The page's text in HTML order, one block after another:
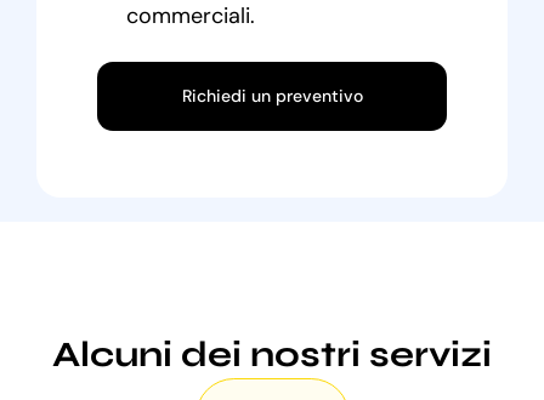
commerciali.
Richiedi un preventivo
Alcuni dei nostri servizi